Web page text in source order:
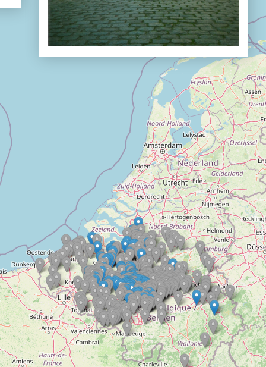
Afleveringen
Bounding Boxes
Ambiance, ambiance, ambiance
Schapentocht
Het lossen van de kunst
Kerkstraten
7 rollen van Steven Seagal
Dodentocht
Redelijk slecht weer
In vogelvlucht